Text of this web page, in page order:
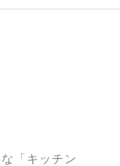
「キッチン